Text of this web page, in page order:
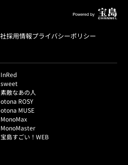
採用情報プライバシーポリシー
InRed
sweet
素敵なあの人
otona ROSY
otona MUSE
MonoMax
MonoMaster
宝島すごい！WEB